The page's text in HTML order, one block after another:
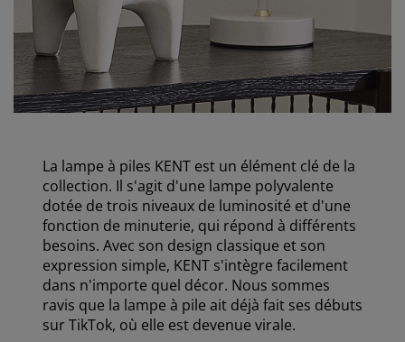
La lampe à piles KENT est un élément clé de la
collection. Il s'agit d'une lampe polyvalente
dotée de trois niveaux de luminosité et d'une
fonction de minuterie, qui répond à différents
besoins. Avec son design classique et son
expression simple, KENT s'intègre facilement
dans n'importe quel décor. Nous sommes
ravis que la lampe à pile ait déjà fait ses débuts
sur TikTok, où elle est devenue virale.